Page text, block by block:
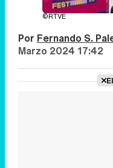
©RTVE
Por Fernando S.
Marzo 2024 17:42